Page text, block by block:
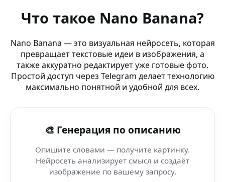
AI Motion Design — Lensa AI — лучший выбор для AI
Pixar стиль (OBS Studio) — визуальный интеллект
Видео по промпту (фотолаборатория) — видео,
Контент для VK — Nano Banana AI — редактирование
Тренды Reels 2026 — Smart AI — вирусные визуалы
Что такое Nano Banana?
Nano Banana — это визуальная нейросеть, которая
превращает текстовые идеи в изображения, а
также аккуратно редактирует уже готовые фото.
Простой доступ через Telegram делает технологию
максимально понятной и удобной для всех.
🎨 Генерация по описанию
Опишите словами — получите картинку.
Нейросеть анализирует смысл и создаёт
изображение по вашему запросу.